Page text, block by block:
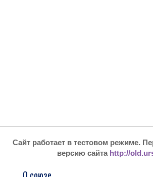
Сайт работает в тестовом режиме.
версию сайта http://